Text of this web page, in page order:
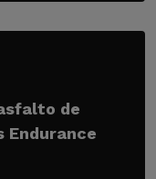
de
Endurance